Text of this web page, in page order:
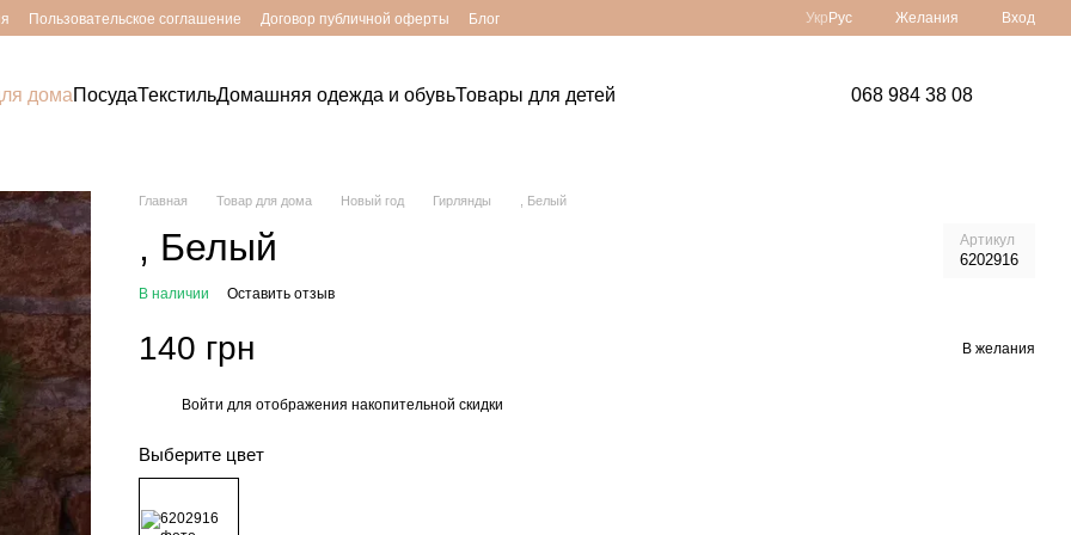
Пользовательское соглашение Договор публичной оферты Блог Укр Рус Желания Вход
домаПосудаТекстильДомашняя одежда и обувьТовары для детей 068 984 38 08
Главная Товар для дома Новый год Гирлянды , Белый
, Белый Артикул
6202916
В наличии Оставить отзыв
140 грн В желания
Войти для отображения накопительной скидки
Выберите цвет